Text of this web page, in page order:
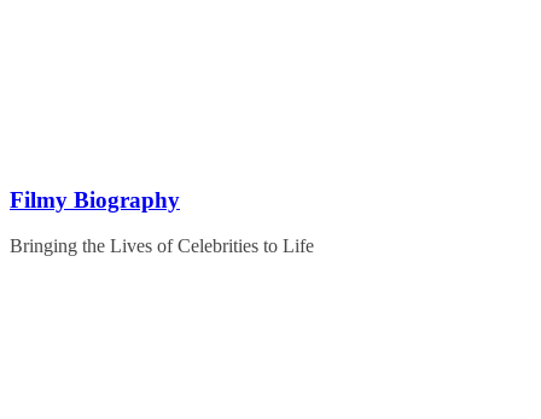
Filmy Biography
Bringing the Lives of Celebrities to Life